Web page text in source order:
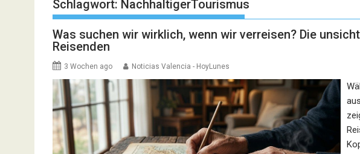
Schlagwort: NachhaltigerTourismus
Was suchen wir wirklich, wenn wir verreisen? Die
Reisenden
3 Wochen ago Noticias Valencia - HoyLunes